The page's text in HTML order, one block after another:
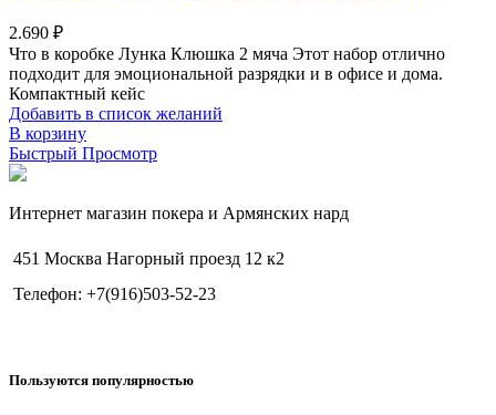
2.690 ₽
Что в коробке Лунка Клюшка 2 мяча Этот набор отлично
подходит для эмоциональной разрядки и в офисе и дома.
Компактный кейс
Добавить в список желаний
В корзину
Быстрый Просмотр
Интернет магазин покера и Армянских нард
451 Москва Нагорный проезд 12 к2
Телефон: +7(916)503-52-23
Пользуются популярностью